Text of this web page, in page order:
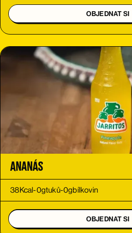
OBJEDNAT SI
Ananás
38Kcal-0gtuků-0gbílkovin
OBJEDNAT SI